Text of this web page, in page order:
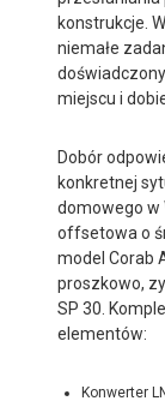
konstrukcje.
niemałe
miejscu i
Dobór
konkretnej
domowego w
offsetowa o
model Corab
proszkowo,
SP 30.
elementów:
Konwerter